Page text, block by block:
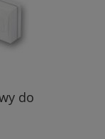
do